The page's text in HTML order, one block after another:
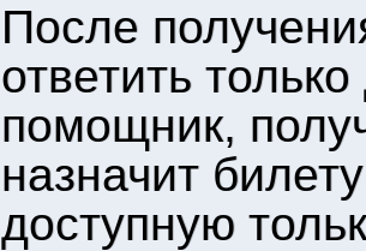
После
ответить
помощник,
назначит
доступную